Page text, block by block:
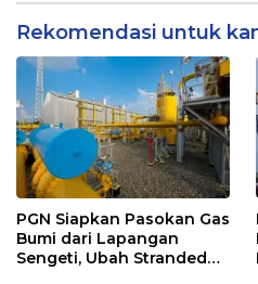
Rekomendasi untuk
PGN Siapkan Pasokan Gas
Bumi dari Lapangan
Sengeti, Ubah Stranded